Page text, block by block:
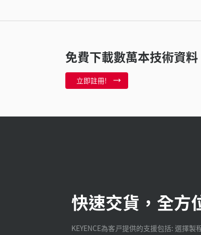
免費下載數萬本技術資料
立即註冊!
快速交貨，全方
KEYENCE為客戸提供的支援包括: 選擇製